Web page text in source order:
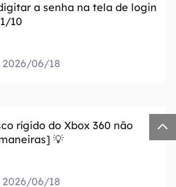
a senha na tela de login
10
06/18
rígido do Xbox 360 não
💡
06/18
